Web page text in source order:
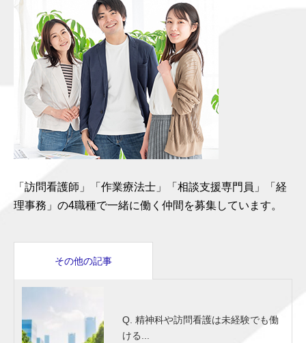
「訪問看護師」「作業療法士」「相談支援専門員」「経
理事務」の4職種で一緒に働く仲間を募集しています。
その他の記事
Q. 精神科や訪問看護は未経験でも働
ける...